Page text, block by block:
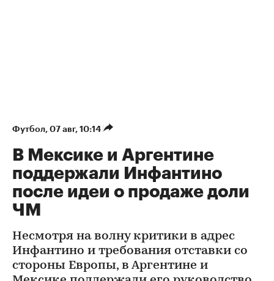
Футбол⁠, 07 авг, 10:14
В Мексике и Аргентине
поддержали Инфантино
после идеи о продаже доли
ЧМ
Несмотря на волну критики в адрес
Инфантино и требования отставки со
стороны Европы, в Аргентине и